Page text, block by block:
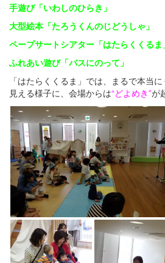
手遊び「いわしのひらき」
大型絵本「たろうくんのじどうしゃ」
ペープサートシアター「はたらくくるま
ふれあい遊び「バスにのって」
「はたらくくるま」では、まるで本当
見える様子に、会場からは“どよめき”が